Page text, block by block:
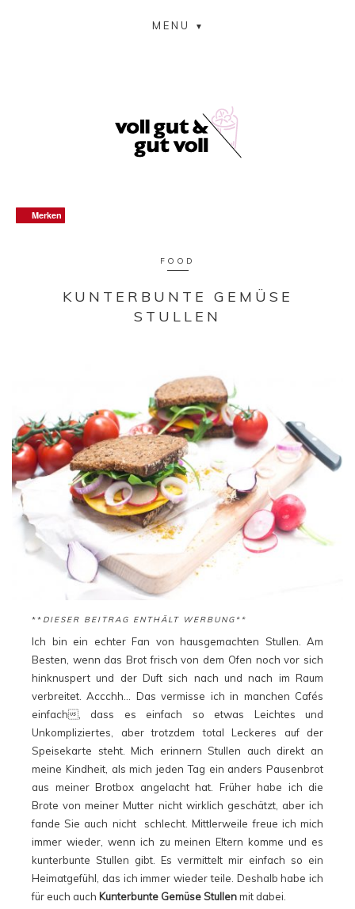
MENU
FOOD
KUNTERBUNTE GEMÜSE
STULLEN
** DIESER BEITRAG ENTHÄLT WERBUNG**
Ich bin ein echter Fan von hausgemachten Stullen. Am
Besten, wenn das Brot frisch von dem Ofen noch vor sich
hinknuspert und der Duft sich nach und nach im Raum
verbreitet. Accchh… Das vermisse ich in manchen Cafés
einfach, dass es einfach so etwas Leichtes und
Unkompliziertes, aber trotzdem total Leckeres auf der
Speisekarte steht. Mich erinnern Stullen auch direkt an
meine Kindheit, als mich jeden Tag ein anders Pausenbrot
aus meiner Brotbox angelacht hat. Früher habe ich die
Brote von meiner Mutter nicht wirklich geschätzt, aber ich
fande Sie auch nicht schlecht. Mittlerweile freue ich mich
immer wieder, wenn ich zu meinen Eltern komme und es
kunterbunte Stullen gibt. Es vermittelt mir einfach so ein
Heimatgefühl, das ich immer wieder teile. Deshalb habe ich
für euch auch Kunterbunte Gemüse Stullenmit dabei.
Merken
Merken
Merken
Merken